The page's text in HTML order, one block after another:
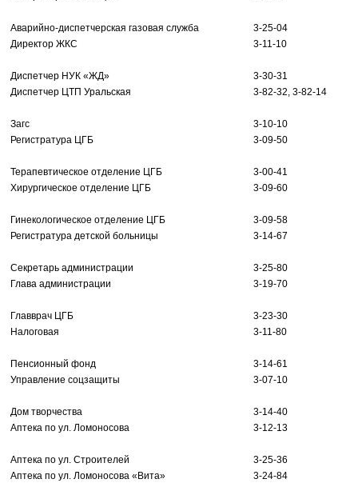
Аварийно-диспетчерская газовая служба
Директор ЖКС
Диспетчер НУК «ЖД»
Диспетчер ЦТП Уральская
Загс
Регистратура ЦГБ
Терапевтическое отделение ЦГБ
Хирургическое отделение ЦГБ
Гинекологическое отделение ЦГБ
Регистратура детской больницы
Секретарь администрации
Глава администрации
Главврач ЦГБ
Налоговая
Пенсионный фонд
Управление соцзащиты
Дом творчества
Аптека по ул. Ломоносова
Аптека по ул. Строителей
Аптека по ул. Ломоносова «Вита»
3-25-04
3-11-10
3-30-31
3-82-32, 3-82-14
3-10-10
3-09-50
3-00-41
3-09-60
3-09-58
3-14-67
3-25-80
3-19-70
3-23-30
3-11-80
3-14-61
3-07-10
3-14-40
3-12-13
3-25-36
3-24-84